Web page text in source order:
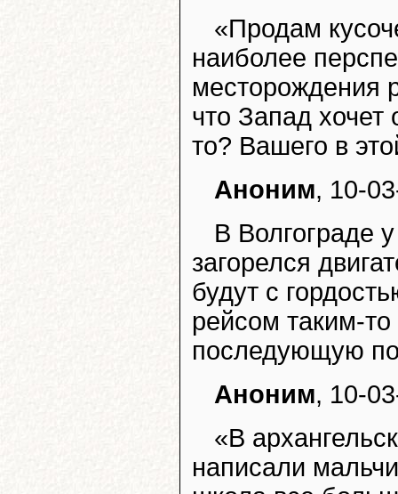
«Продам
наиболее
месторождения
что Запад
то? Вашего в
Аноним, 10-
В Волгограде
загорелся
будут с
рейсом таким-
последующую
Аноним, 10-
«В
написали